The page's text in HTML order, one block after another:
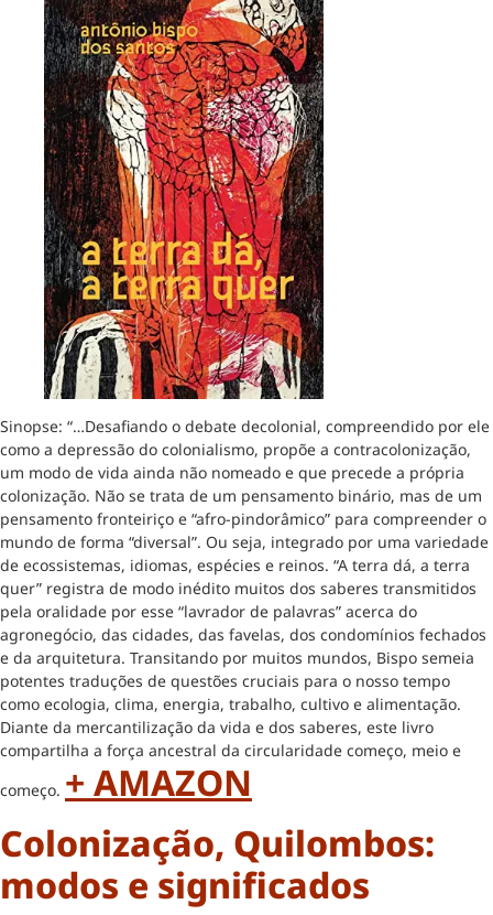
Sinopse: “…Desafiando o debate decolonial, compreendido por ele
como a depressão do colonialismo, propõe a contracolonização,
um modo de vida ainda não nomeado e que precede a própria
colonização. Não se trata de um pensamento binário, mas de um
pensamento fronteiriço e “afro-pindorâmico” para compreender o
mundo de forma “diversal”. Ou seja, integrado por uma variedade
de ecossistemas, idiomas, espécies e reinos. “A terra dá, a terra
quer” registra de modo inédito muitos dos saberes transmitidos
pela oralidade por esse “lavrador de palavras” acerca do
agronegócio, das cidades, das favelas, dos condomínios fechados
e da arquitetura. Transitando por muitos mundos, Bispo semeia
potentes traduções de questões cruciais para o nosso tempo
como ecologia, clima, energia, trabalho, cultivo e alimentação.
Diante da mercantilização da vida e dos saberes, este livro
compartilha a força ancestral da circularidade começo, meio e
começo. + AMAZON
Colonização, Quilombos:
modos e significados